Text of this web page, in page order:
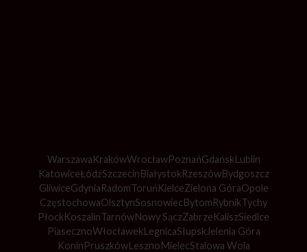
WarszawaKrakówWrocławPoznańGdańskLublin
KatowiceŁódźSzczecinBiałystokRzeszówBydgoszcz
GliwiceGdyniaRadomToruńKielceZielona GóraOpole
CzęstochowaOlsztynSosnowiecBytomRybnikTychy
PłockKoszalinTarnówNowy SączZabrzeKaliszSiedlce
PiasecznoWłocławekLegnicaSłupsk Jelenia Góra
KoninPruszkówLesznoMielecStalowa Wola